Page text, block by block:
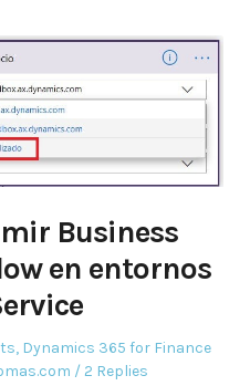
Business
en entornos
, Dynamics 365 for Finance
2 Replies